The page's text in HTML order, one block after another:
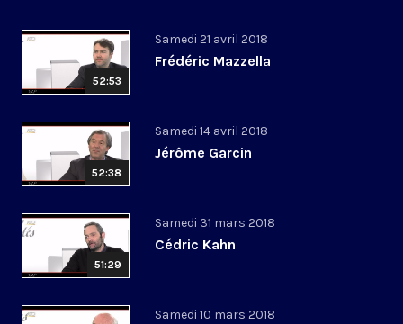
52:53
Samedi 21 avril 2018
Frédéric Mazzella
52:38
Samedi 14 avril 2018
Jérôme Garcin
51:29
Samedi 31 mars 2018
Cédric Kahn
Samedi 10 mars 2018